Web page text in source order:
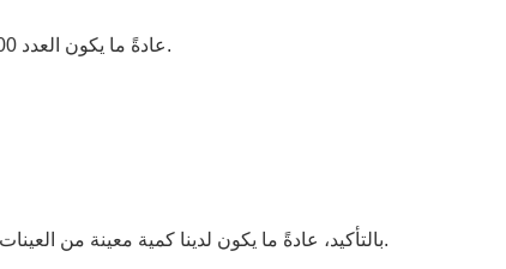
عادةً ما يكون العدد 100 قطعة. إذا كان طلبك أقل من هذه الكمية، فيرجى التواصل معنا.
- بالتأكيد، عادةً ما يكون لدينا كمية معينة منالرسوم وفقًا لذلك.